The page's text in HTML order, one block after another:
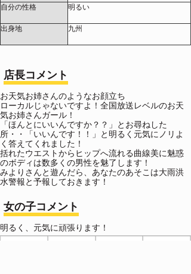
自分の性格 明るい
出身地 九州
店長コメント
お天気お姉さんのようなお顔立ち
ローカルじゃないですよ！全国放送レベルのお天
気お姉さんガール！
「ほんとにいいんですか？？」とお尋ねした
所・・「いいんです！！」と明るく元気にノリよ
く答えてくれました！
括れたウエストからヒップへ流れる曲線美に魅惑
のボディは数多くの男性を魅了します！
みよりさんと遊んだら、あなたのあそこは大雨洪
水警報と予報しておきます！
女の子コメント
明るく、元気に頑張ります！